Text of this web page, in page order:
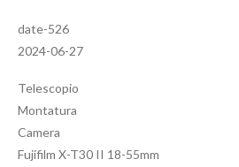
date-526
2024-06-27
Telescopio
Montatura
Camera
Fujifilm X-T30 II 18-55mm